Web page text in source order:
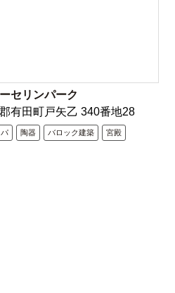
セリンパーク
有田町戸矢乙 340番地28
陶器 バロック建築 宮殿